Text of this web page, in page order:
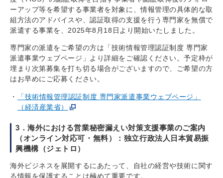
ーアップ等を希望する事業者を対象に、情報管理の具体的な取
組方法のアドバイスや、認証取得の支援を行う専門家を無償で
派遣する事業を、2025年8月18日より開始いたしました。
専門家の派遣をご希望の方は「技術情報管理認証制度 専門家
派遣事業ウェブページ」より詳細をご確認ください。予定枠が
埋まり次第募集を打ち切る場合がございますので、ご希望の方
はお早めにご応募ください。
「技術情報管理認証制度 専門家派遣事業ウェブページ」
（経済産業省）
3．海外における営業秘密漏えい対策支援事業のご案内
（オンライン対応可・無料）：独立行政法人日本貿易振
興機構（ジェトロ）
海外ビジネスを展開するにあたって、自社の経営や技術に関す
る情報を保護することは極めて重要です。